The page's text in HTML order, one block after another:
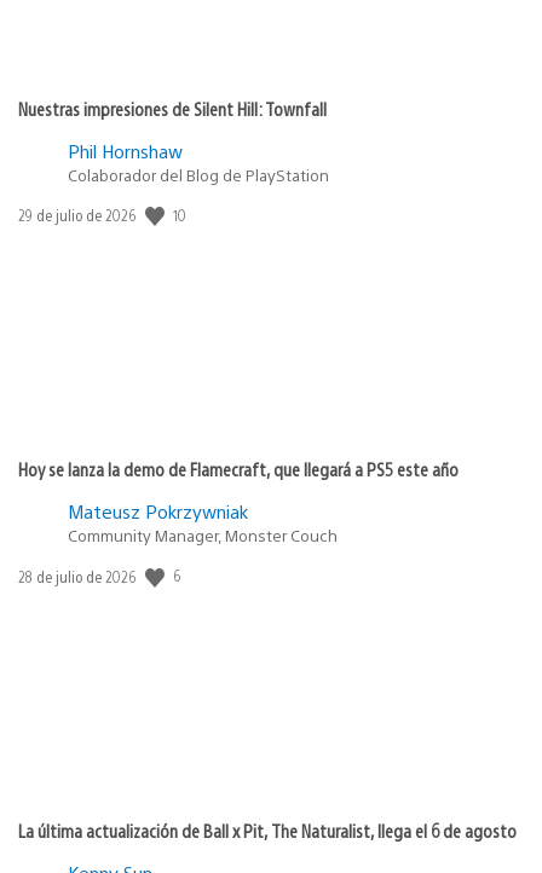
Nuestras impresiones de Silent Hill: Townfall
Phil Hornshaw
Colaborador del Blog de PlayStation
Fecha
29 de julio de 2026 10
Hoy se lanza la demo de Flamecraft, que llegará a PS5 este año
Mateusz Pokrzywniak
Community Manager, Monster Couch
Fecha
28 de julio de 2026 6
La última actualización de Ball x Pit, The Naturalist, llega el 6 de agosto